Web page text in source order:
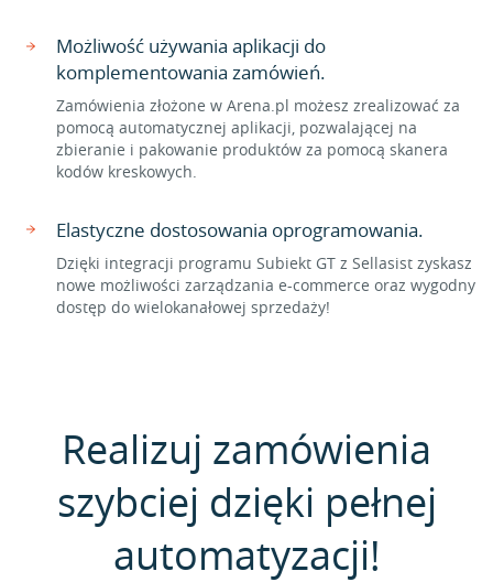
Możliwość używania aplikacji do
komplementowania zamówień.
Zamówienia złożone w Arena.pl możesz zrealizować za
pomocą automatycznej aplikacji, pozwalającej na
zbieranie i pakowanie produktów za pomocą skanera
kodów kreskowych.
Elastyczne dostosowania oprogramowania.
Dzięki integracji programu Subiekt GT z Sellasist zyskasz
nowe możliwości zarządzania e-commerce oraz wygodny
dostęp do wielokanałowej sprzedaży!
Realizuj zamówienia
szybciej dzięki pełnej
automatyzacji!